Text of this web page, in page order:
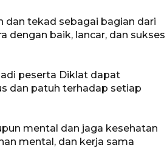
tekad sebagai bagian dari
dengan baik, lancar, dan sukses
peserta Diklat dapat
dan patuh terhadap setiap
mental dan jaga kesehatan
mental, dan kerja sama